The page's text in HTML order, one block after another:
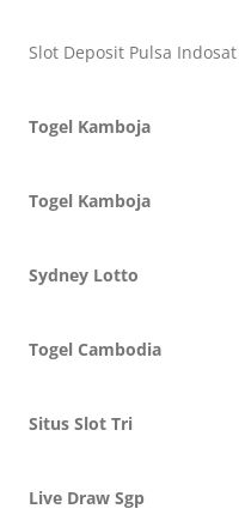
Slot Deposit Pulsa Indosat
Togel Kamboja
Togel Kamboja
Sydney Lotto
Togel Cambodia
Situs Slot Tri
Live Draw Sgp